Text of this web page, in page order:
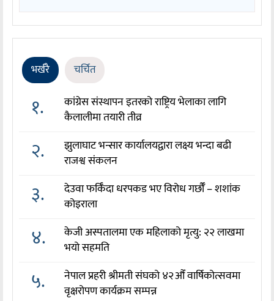
भर्खरै चर्चित
१.
कांग्रेस संस्थापन इतरको राष्ट्रिय भेलाका लागि
कैलालीमा तयारी तीव्र
२.
झुलाघाट भन्सार कार्यालयद्वारा लक्ष्य भन्दा बढी
राजश्व संकलन
३.
देउवा फर्किँदा धरपकड भए विरोध गर्छौँं – शशांक
कोइराला
४.
केजी अस्पतालमा एक महिलाको मृत्यु: २२ लाखमा
भयो सहमति
५.
नेपाल प्रहरी श्रीमती संघको ४२औँ वार्षिकोत्सवमा
वृक्षरोपण कार्यक्रम सम्पन्न